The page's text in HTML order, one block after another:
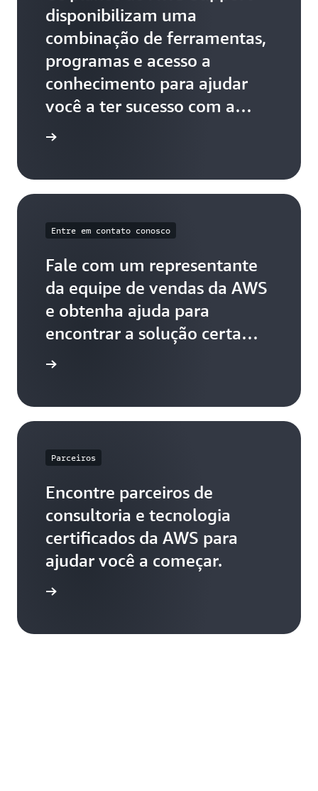
disponibilizam uma
combinação de ferramentas,
programas e acesso a
conhecimento para ajudar
você a ter sucesso com a
AWS.
Entre em contato conosco
Fale com um representante
da equipe de vendas da AWS
e obtenha ajuda para
encontrar a solução certa
para você.
Parceiros
Encontre parceiros de
consultoria e tecnologia
certificados da AWS para
ajudar você a começar.